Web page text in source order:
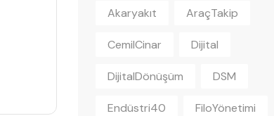
Akaryakıt AraçTakip
CemilCinar Dijital
DijitalDönüşüm DSM
Endüstri40 FiloYönetimi